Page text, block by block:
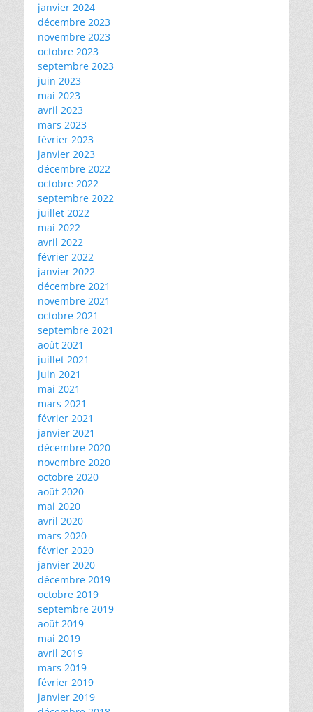
janvier 2024
décembre 2023
novembre 2023
octobre 2023
septembre 2023
juin 2023
mai 2023
avril 2023
mars 2023
février 2023
janvier 2023
décembre 2022
octobre 2022
septembre 2022
juillet 2022
mai 2022
avril 2022
février 2022
janvier 2022
décembre 2021
novembre 2021
octobre 2021
septembre 2021
août 2021
juillet 2021
juin 2021
mai 2021
mars 2021
février 2021
janvier 2021
décembre 2020
novembre 2020
octobre 2020
août 2020
mai 2020
avril 2020
mars 2020
février 2020
janvier 2020
décembre 2019
octobre 2019
septembre 2019
août 2019
mai 2019
avril 2019
mars 2019
février 2019
janvier 2019